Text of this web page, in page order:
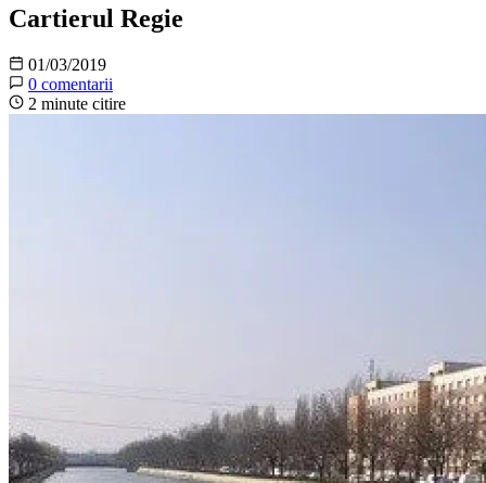
Cartierul Regie
01/03/2019
0 comentarii
2 minute citire